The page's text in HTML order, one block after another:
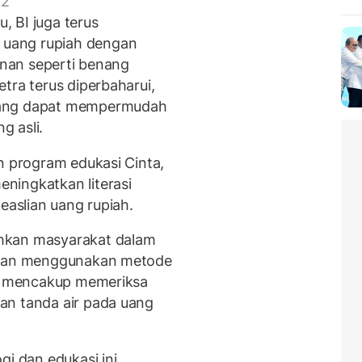
BI juga terus
rupiah dengan
seperti benang
terus diperbaharui,
dapat mempermudah
asli.
program edukasi Cinta,
literasi
uang rupiah.
masyarakat dalam
menggunakan metode
memeriksa
tanda air pada uang